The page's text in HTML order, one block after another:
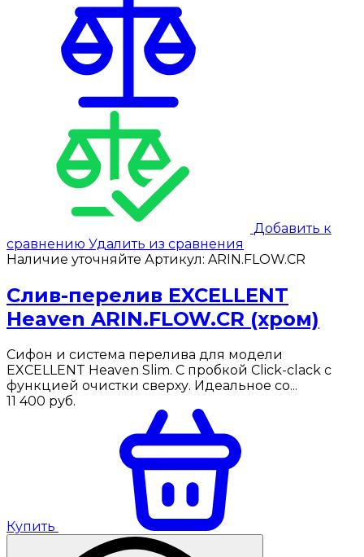
Добавить к
сравнению Удалить из сравнения
Наличие уточняйте Артикул: ARIN.FLOW.CR
Слив-перелив EXCELLENT
Heaven ARIN.FLOW.CR (хром)
Сифон и система перелива для модели
EXCELLENT Heaven Slim. С пробкой Click-clack с
функцией очистки сверху. Идеальное со...
11 400 руб.
Купить